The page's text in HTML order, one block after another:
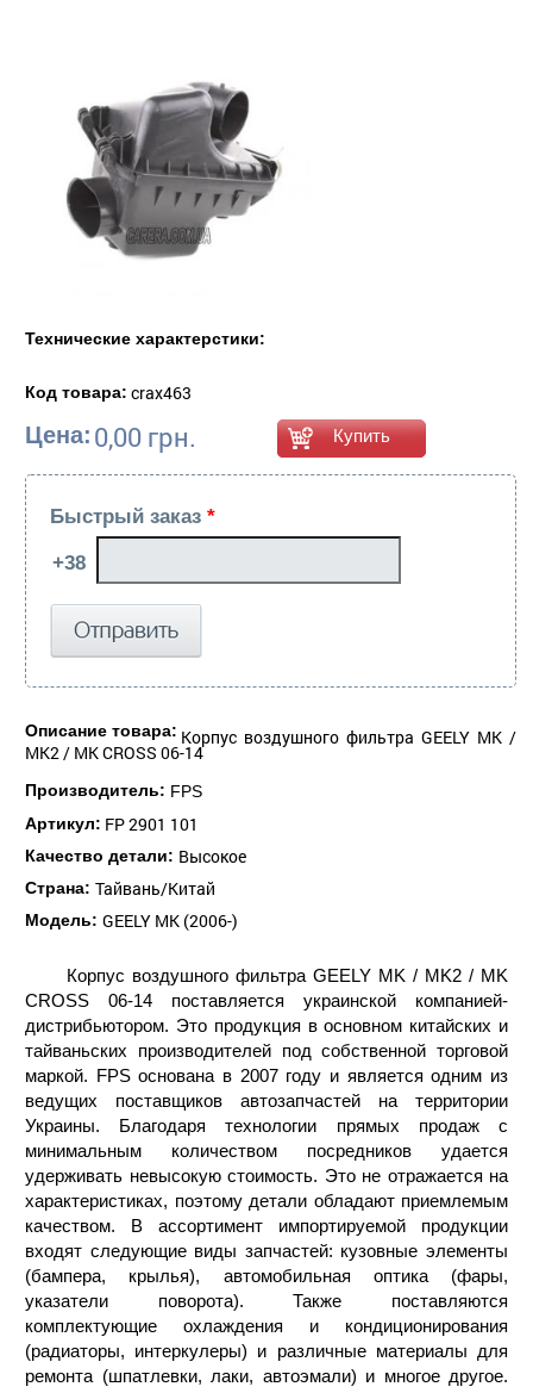
Технические характерстики:
Код товара: crax463
Цена: 0,00 грн.
Быстрый заказ *
Описание товара: Корпус воздушного фильтра GEELY MK /
MK2 / MK CROSS 06-14
Производитель: FPS
Артикул: FP 2901 101
Качество детали: Высокое
Страна: Тайвань/Китай
Модель: GEELY MK (2006-)
Корпус воздушного фильтра GEELY MK / MK2 / MK
CROSS 06-14 поставляется украинской компанией-
дистрибьютором. Это продукция в основном китайских и
тайваньских производителей под собственной торговой
маркой. FPS основана в 2007 году и является одним из
ведущих поставщиков автозапчастей на территории
Украины. Благодаря технологии прямых продаж с
минимальным количеством посредников удается
удерживать невысокую стоимость. Это не отражается на
характеристиках, поэтому детали обладают приемлемым
качеством. В ассортимент импортируемой продукции
входят следующие виды запчастей: кузовные элементы
(бампера, крылья), автомобильная оптика (фары,
указатели поворота). Также поставляются
комплектующие охлаждения и кондиционирования
(радиаторы, интеркулеры) и различные материалы для
ремонта (шпатлевки, лаки, автоэмали) и многое другое.